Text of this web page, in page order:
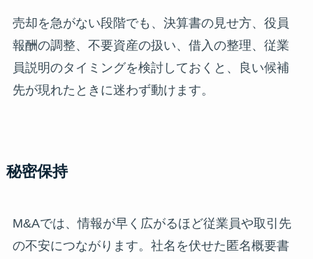
売却を急がない段階でも、決算書の見せ方、役員
報酬の調整、不要資産の扱い、借入の整理、従業
員説明のタイミングを検討しておくと、良い候補
先が現れたときに迷わず動けます。
秘密保持
M&Aでは、情報が早く広がるほど従業員や取引先
の不安につながります。社名を伏せた匿名概要書